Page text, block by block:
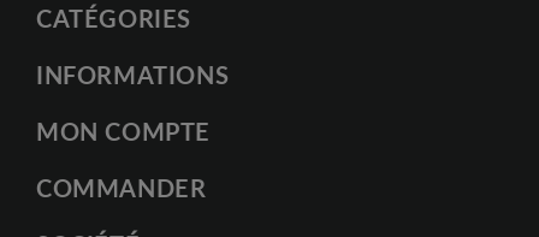
CATÉGORIES
INFORMATIONS
MON COMPTE
COMMANDER